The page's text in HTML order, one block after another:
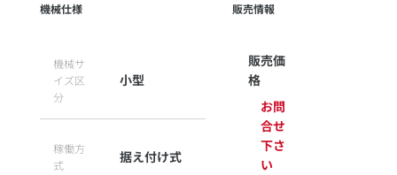
機械仕様
機械サ
イズ区
分
小型
稼働方
式
据え付け式
販売情報
販売価
格
お問
合せ
下さ
い